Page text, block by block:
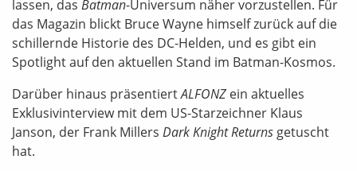
lassen, das Batman-Universum näher vorzustellen. Für
das Magazin blickt Bruce Wayne himself zurück auf die
schillernde Historie des DC-Helden, und es gibt ein
Spotlight auf den aktuellen Stand im Batman-Kosmos.
Darüber hinaus präsentiertALFONZ ein aktuelles
Exklusivinterview mit dem US-Starzeichner Klaus
Janson, der Frank Millers Dark Knight Returns getuscht
hat.